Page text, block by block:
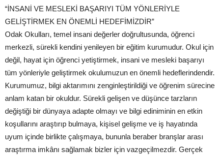
“İNSANİ VE MESLEKİ BAŞARIYI TÜM YÖNLERİYLE
GELİŞTİRMEK EN ÖNEMLİ HEDEFİMİZDİR”
Odak Okulları, temel insani değerler doğrultusunda, öğrenci
merkezli, sürekli kendini yenileyen bir eğitim kurumudur. Okul için
değil, hayat için öğrenci yetiştirmek, insani ve mesleki başarıyı
tüm yönleriyle geliştirmek okulumuzun en önemli hedeflerindendir.
Kurumumuz, bilgi aktarımını zenginleştirildiği ve öğrenim sürecine
anlam katan bir okuldur. Sürekli gelişen ve düşünce tarzların
değiştiği bir dünyaya adapte olmayı ve bilgi ediniminin en etkin
koşullarını araştırıp bulmaya, kişisel gelişme ve iş hayatında
uyum içinde birlikte çalışmaya, bununla beraber branşlar arası
araştırma imkânı sağlamak bizler için vazgeçilmezdir. Gerçek